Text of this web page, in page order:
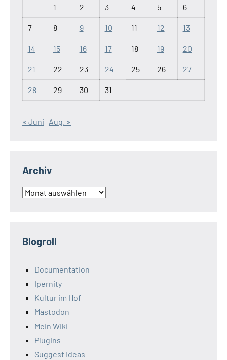
1 2 3 4 5 6
7 8 9 10 11 12 13
14 15 16 17 18 19 20
21 22 23 24 25 26 27
28 29 30 31
« Juni Aug. »
Archiv
Archiv
Blogroll
Documentation
Ipernity
Kultur im Hof
Mastodon
Mein Wiki
Plugins
Suggest Ideas